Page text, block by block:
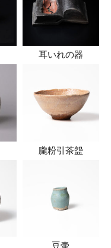
耳いれの器
朧粉引茶盌
豆壷